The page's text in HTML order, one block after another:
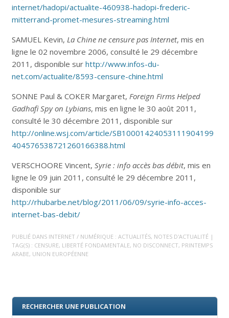
internet/hadopi/actualite-460938-hadopi-frederic-
mitterrand-promet-mesures-streaming.html
SAMUEL Kevin, La Chine ne censure pas Internet, mis en
ligne le 02 novembre 2006, consulté le 29 décembre
2011, disponible sur http://www.infos-du-
net.com/actualite/8593-censure-chine.html
SONNE Paul & COKER Margaret, Foreign Firms Helped
Gadhafi Spy on Lybians, mis en ligne le 30 août 2011,
consulté le 30 décembre 2011, disponible sur
http://online.wsj.com/article/SB10001424053111904199
404576538721260166388.html
VERSCHOORE Vincent, Syrie : info accès bas débit, mis en
ligne le 09 juin 2011, consulté le 29 décembre 2011,
disponible sur
http://rhubarbe.net/blog/2011/06/09/syrie-info-acces-
internet-bas-debit/
PUBLIÉ DANS INTERNET / NUMÉRIQUE : ACTUALITÉS, NOTES D'ACTUALITÉ |
TAG(S) : CENSURE, LIBERTÉ FONDAMENTALE, NO DISCONNECT, PRINTEMPS
ARABE, UNION EUROPÉENNE
RECHERCHER UNE PUBLICATION